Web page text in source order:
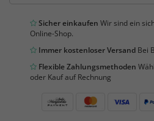
Sicher einkaufen Wir sind ein
Online-Shop.
Immer kostenloser Versand Bei
Flexible Zahlungsmethoden
oder Kauf auf Rechnung